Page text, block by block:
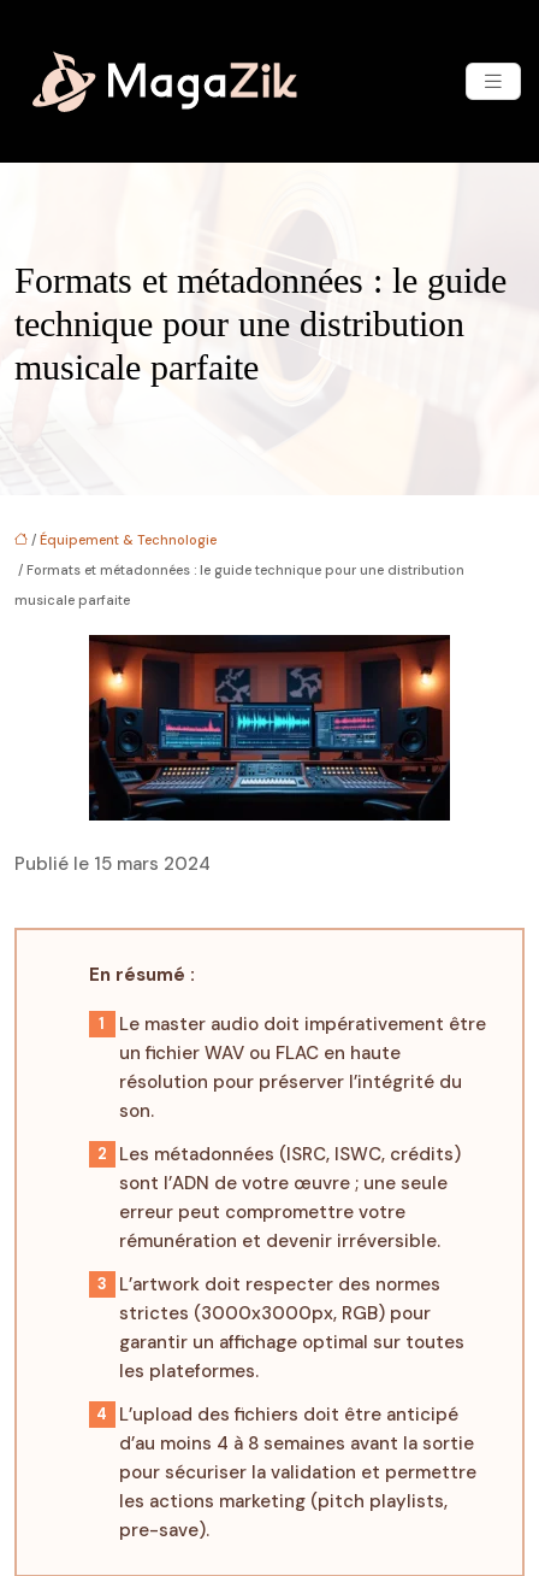
Formats et métadonnées : le guide
technique pour une distribution
musicale parfaite
/ Équipement & Technologie
/ Formats et métadonnées : le guide technique pour une distribution
musicale parfaite
Publié le 15 mars 2024
En résumé :
Le master audio doit impérativement être
un fichier WAV ou FLAC en haute
résolution pour préserver l’intégrité du
son.
Les métadonnées (ISRC, ISWC, crédits)
sont l’ADN de votre œuvre ; une seule
erreur peut compromettre votre
rémunération et devenir irréversible.
L’artwork doit respecter des normes
strictes (3000x3000px, RGB) pour
garantir un affichage optimal sur toutes
les plateformes.
L’upload des fichiers doit être anticipé
d’au moins 4 à 8 semaines avant la sortie
pour sécuriser la validation et permettre
les actions marketing (pitch playlists,
pre-save).